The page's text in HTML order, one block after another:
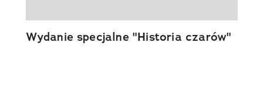
Wydanie specjalne "Historia czarów"